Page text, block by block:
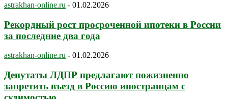
astrakhan-online.ru - 01.02.2026
Рекордный рост просроченной ипотеки в России
за последние два года
astrakhan-online.ru - 01.02.2026
Депутаты ЛДПР предлагают пожизненно
запретить въезд в Россию иностранцам с